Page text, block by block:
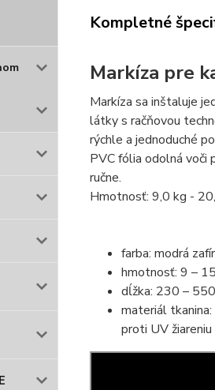
Kompletné
Markíza pre
Markíza sa inštaluje
látky s račňovou
rýchle a jednoduché
PVC fólia odolná voči
ručne.
Hmotnosť: 9,0 kg -
farba: modrá
hmotnosť: 9 –
dĺžka: 230 –
materiál
proti UV žiareniu